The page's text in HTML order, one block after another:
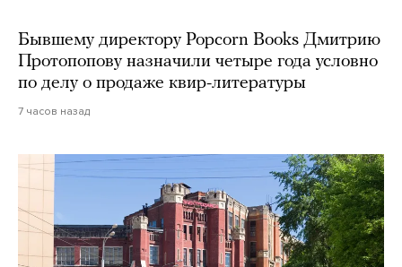
Бывшему директору Popcorn Books Дмитрию
Протопопову назначили четыре года условно
по делу о продаже квир-литературы
7 часов назад